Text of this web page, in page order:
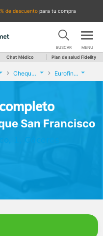
de descuento para tu compra
BUSCAR MENU
Chat Médico Plan de salud Fidelity
Chequeo de salud completo Eurofins Hospital Parque San Francisco
San Francisco